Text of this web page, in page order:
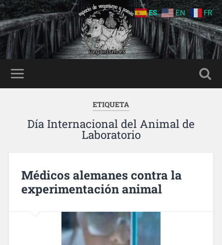
ETIQUETA
Día Internacional del Animal de
Laboratorio
Médicos alemanes contra la
experimentación animal
ES EN FR